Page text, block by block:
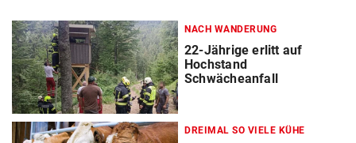
NACH WANDERUNG
22-Jährige erlitt auf
Hochstand
Schwächeanfall
DREIMAL SO VIELE KÜHE